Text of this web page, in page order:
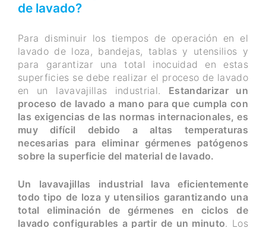
de lavado?
Para disminuir los tiempos de operación en el
lavado de loza, bandejas, tablas y utensilios y
para garantizar una total inocuidad en estas
superficies se debe realizar el proceso de lavado
en un lavavajillas industrial. Estandarizar un
proceso de lavado a mano para que cumpla con
las exigencias de las normas internacionales, es
muy difícil debido a altas temperaturas
necesarias para eliminar gérmenes patógenos
sobre la superficie del material de lavado.
Un lavavajillas industrial lava eficientemente
todo tipo de loza y utensilios garantizando una
total eliminación de gérmenes en ciclos de
lavado configurables a partir de un minuto. Los